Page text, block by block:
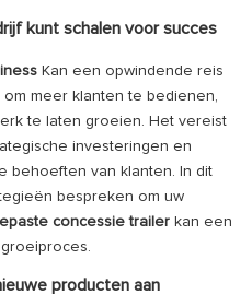
kunt schalen voor succes
Kan een opwindende reis
meer klanten te bedienen,
te laten groeien. Het vereist
investeringen en
behoeften van klanten. In dit
bespreken om uw
concessie trailer kan een
producten aan